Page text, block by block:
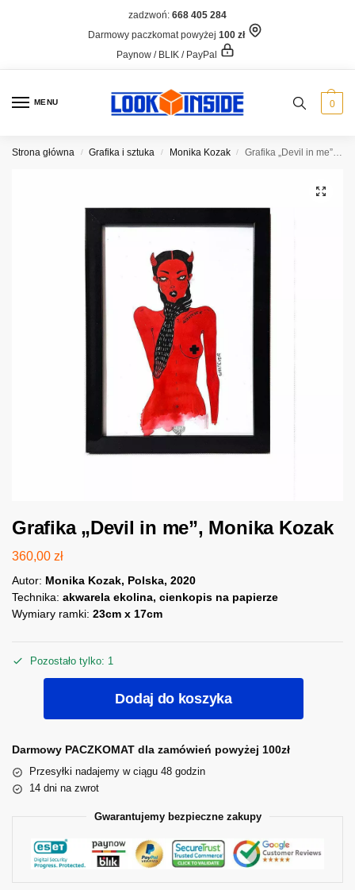
zadzwoń: 668 405 284
Darmowy paczkomat powyżej 100 zł
Paynow / BLIK / PayPal
MENU 0
Strona główna / Grafika i sztuka / Monika Kozak / Grafika „Devil in me”, Monika Kozak
Grafika „Devil in me”, Monika Kozak
360,00 zł
Autor: Monika Kozak, Polska, 2020
Technika: akwarela ekolina, cienkopis na papierze
Wymiary ramki: 23cm x 17cm
Pozostało tylko: 1
Dodaj do koszyka
Darmowy PACZKOMAT dla zamówień powyżej 100zł
Przesyłki nadajemy w ciągu 48 godzin
14 dni na zwrot
Gwarantujemy bezpieczne zakupy